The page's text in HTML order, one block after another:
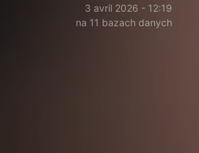
3 avril 2026 - 12:19
na 11 bazach danych